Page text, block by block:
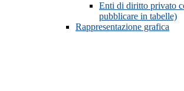
Enti di diritto privato
pubblicare in tabelle)
Rappresentazione grafica